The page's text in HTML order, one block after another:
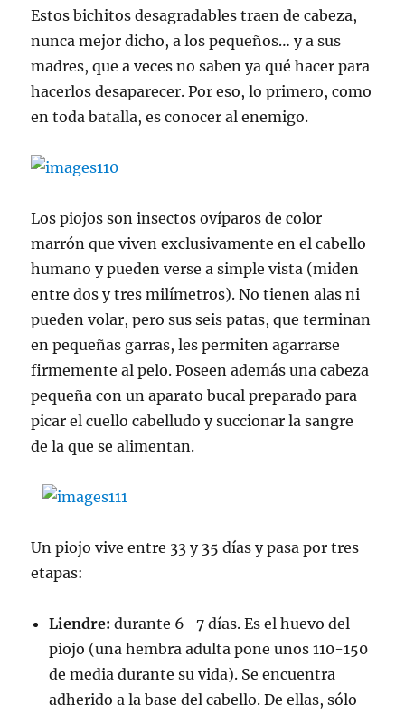
Estos bichitos desagradables traen de cabeza,
nunca mejor dicho, a los pequeños… y a sus
madres, que a veces no saben ya qué hacer para
hacerlos desaparecer. Por eso, lo primero, como
en toda batalla, es conocer al enemigo.
Los piojos son insectos ovíparos de color
marrón que viven exclusivamente en el cabello
humano y pueden verse a simple vista (miden
entre dos y tres milímetros). No tienen alas ni
pueden volar, pero sus seis patas, que terminan
en pequeñas garras, les permiten agarrarse
firmemente al pelo. Poseen además una cabeza
pequeña con un aparato bucal preparado para
picar el cuello cabelludo y succionar la sangre
de la que se alimentan.
Un piojo vive entre 33 y 35 días y pasa por tres
etapas:
Liendre: durante 6–7 días. Es el huevo del
piojo (una hembra adulta pone unos 110-150
de media durante su vida). Se encuentra
adherido a la base del cabello. De ellas, sólo